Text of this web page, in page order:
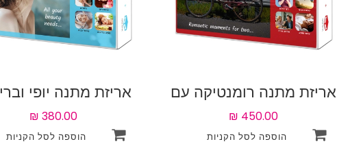
אריזת מתנה רומנטיקה עם
אריזת מתנה יופי
‏380.00 ‏₪